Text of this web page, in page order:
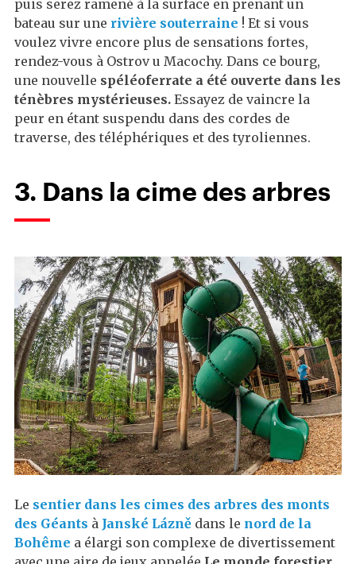
puis serez ramené à la surface en prenant un
bateau sur une rivière souterraine ! Et si vous
voulez vivre encore plus de sensations fortes,
rendez-vous à Ostrov u Macochy. Dans ce bourg,
une nouvelle spéléoferrate a été ouverte dans les
ténèbres mystérieuses. Essayez de vaincre la
peur en étant suspendu dans des cordes de
traverse, des téléphériques et des tyroliennes.
3. Dans la cime des arbres
Le sentier dans les cimes des arbres des monts
des Géants à Janské Lázně dans le nord de la
Bohême a élargi son complexe de divertissement